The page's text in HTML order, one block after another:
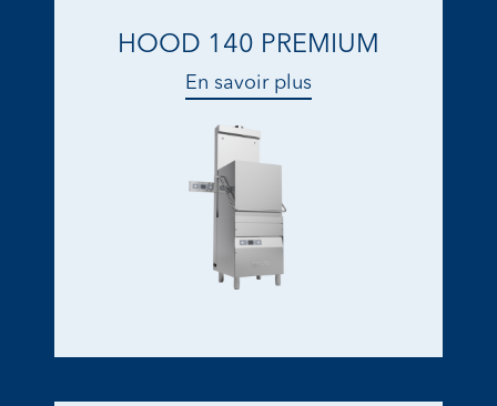
HOOD 140 PREMIUM
En savoir plus